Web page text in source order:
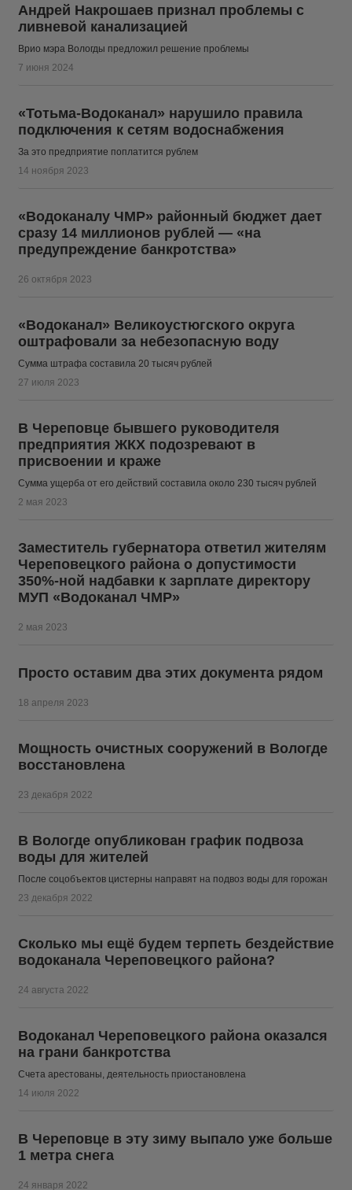
Андрей Накрошаев признал проблемы с
ливневой канализацией
Врио мэра Вологды предложил решение проблемы
7 июня 2024
«Тотьма-Водоканал» нарушило правила
подключения к сетям водоснабжения
За это предприятие поплатится рублем
14 ноября 2023
«Водоканалу ЧМР» районный бюджет дает
сразу 14 миллионов рублей — «на
предупреждение банкротства»
26 октября 2023
«Водоканал» Великоустюгского округа
оштрафовали за небезопасную воду
Сумма штрафа составила 20 тысяч рублей
27 июля 2023
В Череповце бывшего руководителя
предприятия ЖКХ подозревают в
присвоении и краже
Сумма ущерба от его действий составила около 230 тысяч рублей
2 мая 2023
Заместитель губернатора ответил жителям
Череповецкого района о допустимости
350%-ной надбавки к зарплате директору
МУП «Водоканал ЧМР»
2 мая 2023
Просто оставим два этих документа рядом
18 апреля 2023
Мощность очистных сооружений в Вологде
восстановлена
23 декабря 2022
В Вологде опубликован график подвоза
воды для жителей
После соцобъектов цистерны направят на подвоз воды для горожан
23 декабря 2022
Сколько мы ещё будем терпеть бездействие
водоканала Череповецкого района?
24 августа 2022
Водоканал Череповецкого района оказался
на грани банкротства
Счета арестованы, деятельность приостановлена
14 июля 2022
В Череповце в эту зиму выпало уже больше
1 метра снега
24 января 2022